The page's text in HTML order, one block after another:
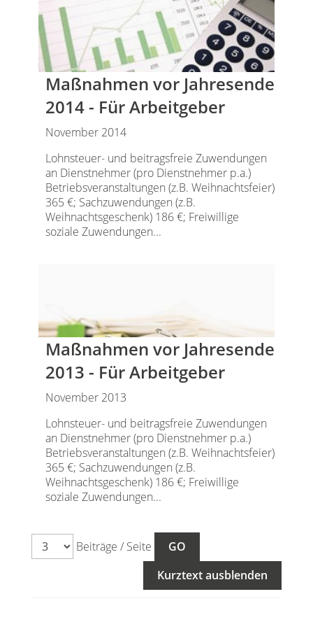
Maßnahmen vor Jahresende
2014 - Für Arbeitgeber
November 2014
Lohnsteuer- und beitragsfreie Zuwendungen
an Dienstnehmer (pro Dienstnehmer p.a.)
Betriebsveranstaltungen (z.B. Weihnachtsfeier)
365 €; Sachzuwendungen (z.B.
Weihnachtsgeschenk) 186 €; Freiwillige
soziale Zuwendungen...
Maßnahmen vor Jahresende
2013 - Für Arbeitgeber
November 2013
Lohnsteuer- und beitragsfreie Zuwendungen
an Dienstnehmer (pro Dienstnehmer p.a.)
Betriebsveranstaltungen (z.B. Weihnachtsfeier)
365 €; Sachzuwendungen (z.B.
Weihnachtsgeschenk) 186 €; Freiwillige
soziale Zuwendungen...
Beiträge / Seite
Kurztext ausblenden